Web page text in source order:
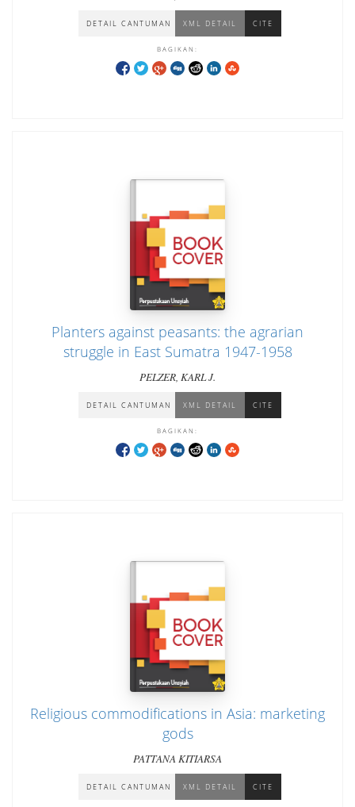
DETAIL CANTUMAN XML DETAIL CITE
BAGIKAN:
Planters against peasants: the agrarian
struggle in East Sumatra 1947-1958
PELZER, KARL J.
DETAIL CANTUMAN XML DETAIL CITE
BAGIKAN:
Religious commodifications in Asia: marketing
gods
PATTANA KITIARSA
DETAIL CANTUMAN XML DETAIL CITE